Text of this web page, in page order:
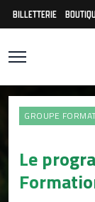
BILLETTERIE
GROUPE
Le